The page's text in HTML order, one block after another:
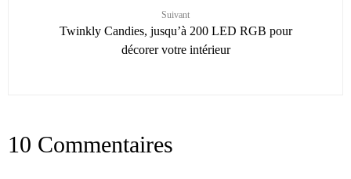
Suivant
Twinkly Candies, jusqu’à 200 LED RGB pour
décorer votre intérieur
10 Commentaires